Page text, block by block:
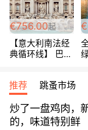
€756.00起
【意大利南法经
典循环线】 巴黎
宾馆 108欧/天起
全程756欧/位
推荐 跳蚤市场
炒了一盘鸡肉，
的，味道特别鲜